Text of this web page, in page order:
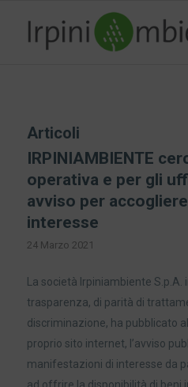
Articoli
IRPINIAMBIENTE
operativa e per gli
avviso per
interesse
24 Marzo 2021
La società Irpiniambiente
trasparenza, di parità di
discriminazione, ha pubblicato
proprio sito internet, l’avviso
manifestazioni di interesse da